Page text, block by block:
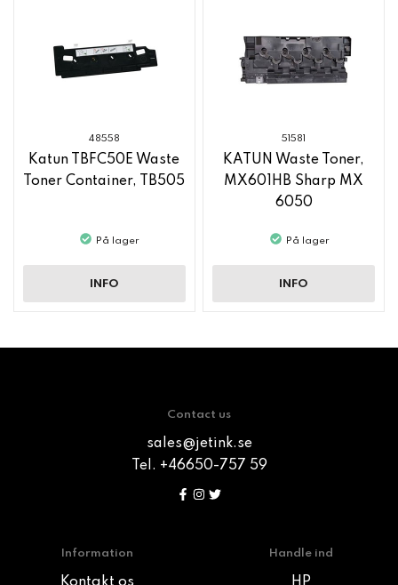
48558
Katun TBFC50E Waste
Toner Container, TB505
På lager
INFO
51581
KATUN Waste Toner,
MX601HB Sharp MX
6050
På lager
INFO
Contact us
sales@jetink.se
Tel. +46650-757 59
Information Handle ind